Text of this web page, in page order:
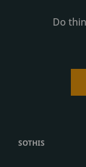
Do
SOTHIS